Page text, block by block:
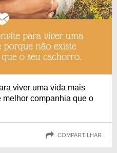
viver uma vida mais
melhor companhia que o
COMPARTILHAR